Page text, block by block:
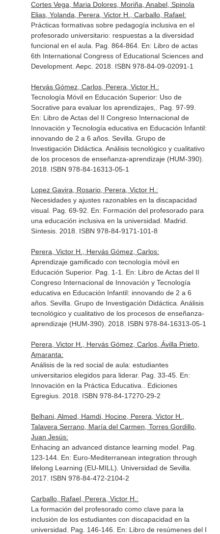
Cortes Vega, Maria Dolores, Moriña, Anabel, Spinola
Elias, Yolanda, Perera, Victor H., Carballo, Rafael:
Prácticas formativas sobre pedagogía inclusiva en el
profesorado universitario: respuestas a la diversidad
funcional en el aula. Pag. 864-864. En: Libro de actas
6th International Congress of Educational Sciences and
Development. Aepc. 2018. ISBN 978-84-09-02091-1
Hervás Gómez, Carlos, Perera, Victor H.:
Tecnología Móvil en Educación Superior: Uso de
Socrative para evaluar los aprendizajes,. Pag. 97-99.
En: Libro de Actas del II Congreso Internacional de
Innovación y Tecnología educativa en Educación Infantil:
innovando de 2 a 6 años. Sevilla. Grupo de
Investigación Didáctica. Análisis tecnológico y cualitativo
de los procesos de enseñanza-aprendizaje (HUM-390).
2018. ISBN 978-84-16313-05-1
Lopez Gavira, Rosario, Perera, Victor H.:
Necesidades y ajustes razonables en la discapacidad
visual. Pag. 69-92. En: Formación del profesorado para
una educación inclusiva en la universidad . Madrid.
Síntesis. 2018. ISBN 978-84-9171-101-8
Perera, Victor H., Hervás Gómez, Carlos:
Aprendizaje gamificado con tecnología móvil en
Educación Superior. Pag. 1-1. En: Libro de Actas del II
Congreso Internacional de Innovación y Tecnología
educativa en Educación Infantil: innovando de 2 a 6
años. Sevilla. Grupo de Investigación Didáctica. Análisis
tecnológico y cualitativo de los procesos de enseñanza-
aprendizaje (HUM-390). 2018. ISBN 978-84-16313-05-1
Perera, Victor H., Hervás Gómez, Carlos, Ávilla Prieto,
Amaranta:
Análisis de la red social de aula: estudiantes
universitarios elegidos para liderar. Pag. 33-45. En:
Innovación en la Práctica Educativa.
. Ediciones
Egregius. 2018. ISBN 978-84-17270-29-2
Belhani, Almed, Hamdi, Hocine, Perera, Victor H.,
Talavera Serrano, María del Carmen, Torres Gordillo,
Juan Jesús:
Enhacing an advanced distance learning model. Pag.
123-144. En: Euro-Mediterranean integration through
lifelong Learning (EU-MILL) . Universidad de Sevilla.
2017. ISBN 978-84-472-2104-2
Carballo, Rafael, Perera, Victor H.:
La formación del profesorado como clave para la
inclusión de los estudiantes con discapacidad en la
universidad. Pag. 146-146. En: Libro de resúmenes del I